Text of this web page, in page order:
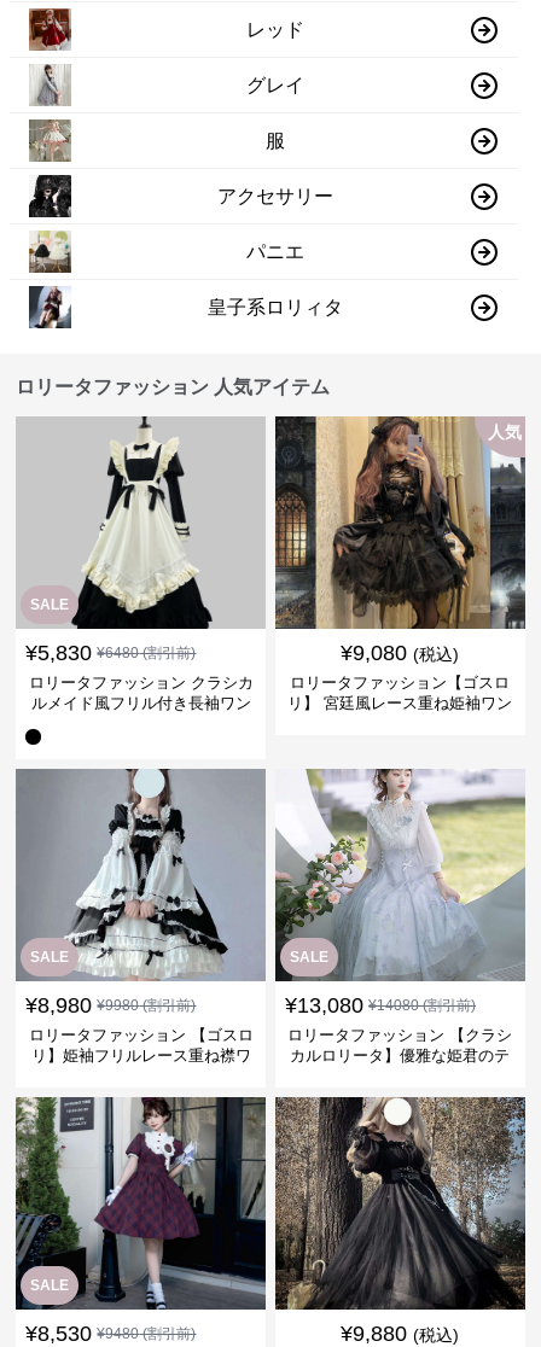
レッド
グレイ
服
アクセサリー
パニエ
皇子系ロリィタ
ロリータファッション 人気アイテム
SALE
¥5,830 ¥6480(割引前)
ロリータファッション クラシカ
ルメイド風フリル付き長袖ワン
人気
¥9,080 (税込)
ロリータファッション【ゴスロ
リ】 宮廷風レース重ね姫袖ワン
SALE
¥8,980 ¥9980(割引前)
ロリータファッション 【ゴスロ
リ】姫袖フリルレース重ね襟ワ
SALE
¥13,080 ¥14080(割引前)
ロリータファッション 【クラシ
カルロリータ】優雅な姫君のテ
SALE
¥8,530 ¥9480(割引前) ¥9,880 (税込)